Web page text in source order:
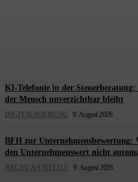
KI-Telefonie in der
der Mensch unverzichtbar bleibt
DIGITALISIERUNG 9. August 2026
BFH zur Unternehmensbewertung:
den Unternehmenswert nicht
RECHT & URTEILE 8. August 2026